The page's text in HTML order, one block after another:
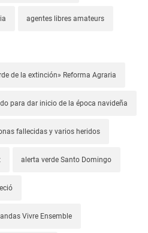
agentes libres amateurs
de la extinción» Reforma Agraria
para dar inicio de la época navideña
fallecidas y varios heridos
alerta verde Santo Domingo
Vivre Ensemble